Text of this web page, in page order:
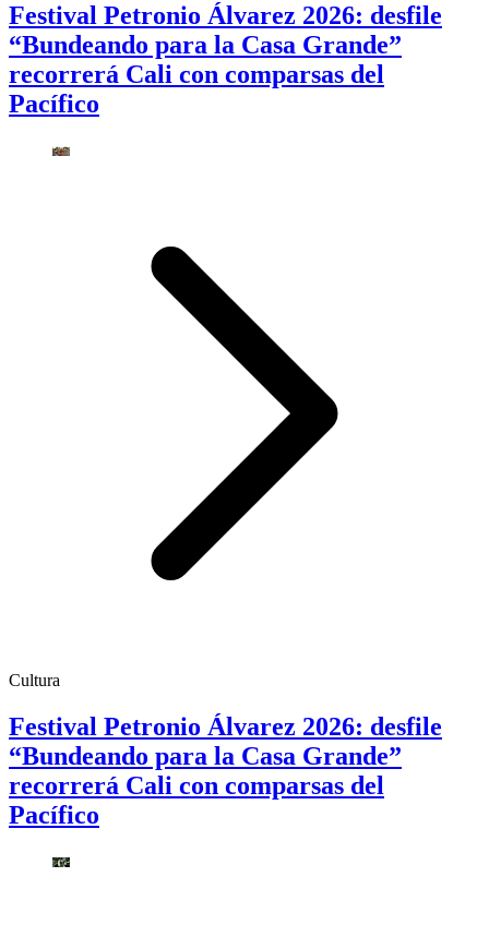
Festival Petronio Álvarez 2026: desfile
“Bundeando para la Casa Grande”
recorrerá Cali con comparsas del
Pacífico
Cultura
Festival Petronio Álvarez 2026: desfile
“Bundeando para la Casa Grande”
recorrerá Cali con comparsas del
Pacífico